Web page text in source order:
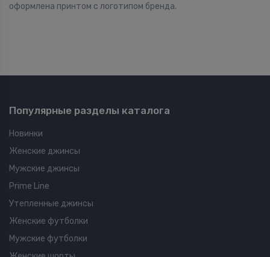
оформлена принтом с логотипом бренда.
Популярные разделы каталога
Новинки
Женские джинсы
Мужские джинсы
Prime Line
Утепленные джинсы
Женские футболки
Мужские футболки